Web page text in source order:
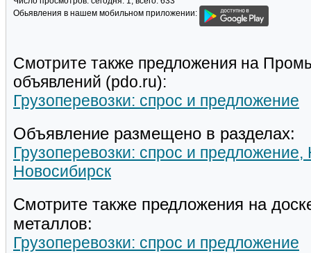
Обьявления в нашем мобильном приложении:
Смотрите также предложения на
объявлений (pdo.ru):
Грузоперевозки: спрос и предложение
Объявление размещено в разделах:
Грузоперевозки: спрос и
Новосибирск
Смотрите также предложения на
металлов:
Грузоперевозки: спрос и предложение